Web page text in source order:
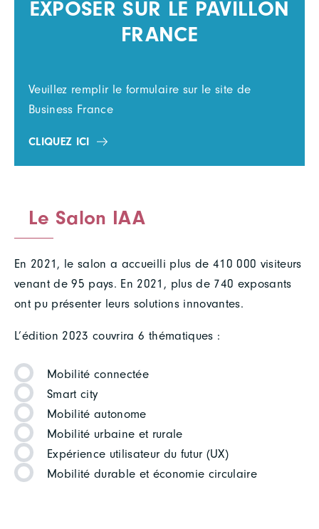
EXPOSER SUR LE PAVILLON
FRANCE
Veuillez remplir le formulaire sur le site de
Business France
CLIQUEZ ICI
Le Salon IAA
En 2021, le salon a accueilli plus de 410 000 visiteurs
venant de 95 pays. En 2021, plus de 740 exposants
ont pu présenter leurs solutions innovantes.
L’édition 2023 couvrira 6 thématiques :
Mobilité connectée
Smart city
Mobilité autonome
Mobilité urbaine et rurale
Expérience utilisateur du futur (UX)
Mobilité durable et économie circulaire